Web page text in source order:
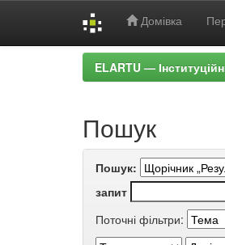
Домівка
ELARTU —
Пошук
Пошук:
запит
Поточні фільтри: